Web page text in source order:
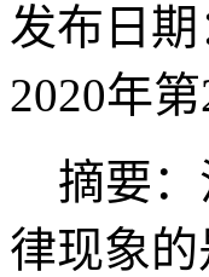
发布日
2020年
摘要：
律现象